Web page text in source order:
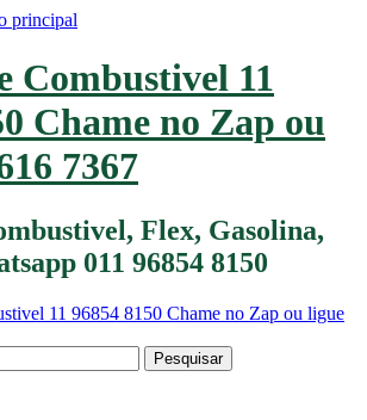
principal
Combustivel 11
Chame no Zap ou
7367
Flex, Gasolina,
011 96854 8150